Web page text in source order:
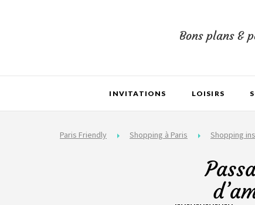
Bons plans &
INVITATIONS LOISIRS
Paris Friendly Shopping à Paris Shopping